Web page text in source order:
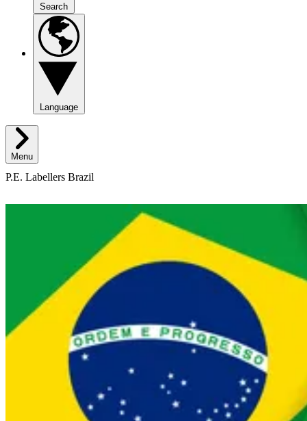
Search
Language
Menu
P.E. Labellers Brazil